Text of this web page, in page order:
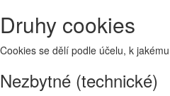
Druhy cookies
Cookies se dělí podle účelu, k
Nezbytné (technické)